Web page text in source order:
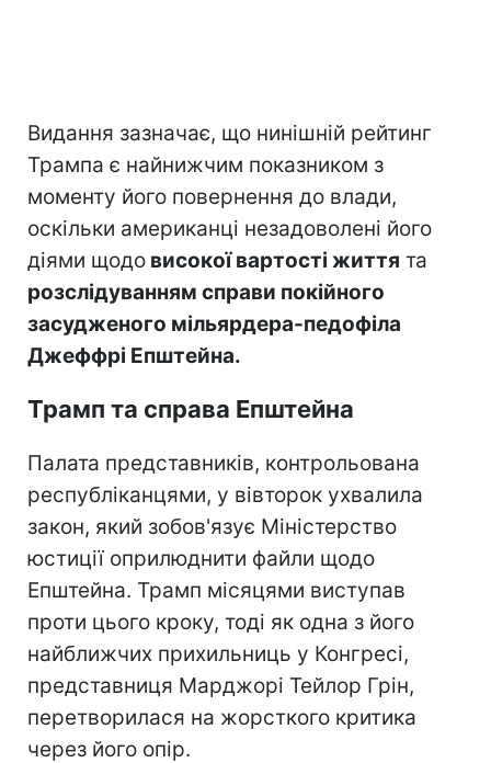
Видання зазначає, що нинішній рейтинг
Трампа є найнижчим показником з
моменту його повернення до влади,
оскільки американці незадоволені його
діями щодо високої вартості життя та
розслідуванням справи покійного
засудженого мільярдера-педофіла
Джеффрі Епштейна.
Трамп та справа Епштейна
Палата представників, контрольована
республіканцями, у вівторок ухвалила
закон, який зобов'язує Міністерство
юстиції оприлюднити файли щодо
Епштейна. Трамп місяцями виступав
проти цього кроку, тоді як одна з його
найближчих прихильниць у Конгресі,
представниця Марджорі Тейлор Грін,
перетворилася на жорсткого критика
через його опір.